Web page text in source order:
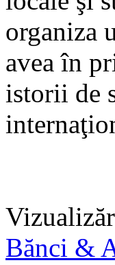
organiza
avea în
istorii de
Bănci &